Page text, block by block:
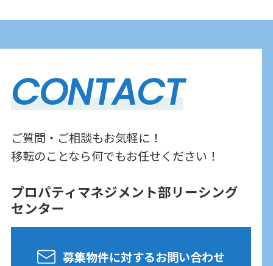
CONTACT
ご質問・ご相談もお気軽に！
移転のことなら何でもお任せください！
プロパティマネジメント部リーシング
センター
募集物件に対するお問い合わせ